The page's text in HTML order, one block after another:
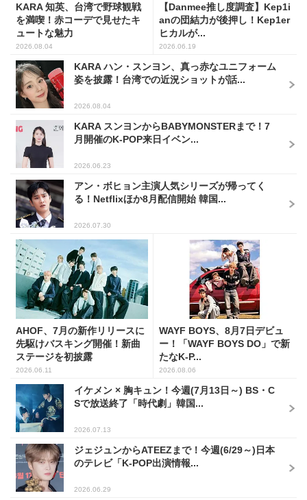
KARA 知英、台湾で野球観戦
を満喫！赤コーデで見せたキ
ュートな魅力
2026.08.04
【Danmee推し度調査】Kep1i
anの団結力が後押し！Kep1er
ヒカルが...
2026.06.19
KARA ハン・スンヨン、真っ赤なユニフォーム
姿を披露！台湾での近況ショットが話...
2026.08.04
KARA スンヨンからBABYMONSTERまで！7
月開催のK-POP来日イベン...
2026.06.23
アン・ボヒョン主演人気シリーズが帰ってく
る！Netflixほか8月配信開始 韓国...
2026.07.30
AHOF、7月の新作リリースに
先駆けバスキング開催！新曲
ステージを初披露
2026.06.11
WAYF BOYS、8月7日デビュ
ー！「WAYF BOYS DO」で新
たなK-P...
2026.08.06
イケメン × 胸キュン！今週(7月13日～) BS・C
Sで放送終了「時代劇」韓国...
2026.07.13
ジェジュンからATEEZまで！今週(6/29～)日本
のテレビ「K-POP出演情報...
2026.06.29